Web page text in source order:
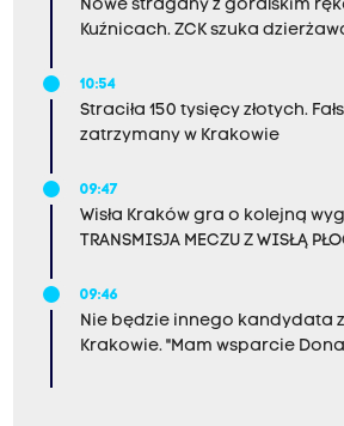
Nowe stragany z góralskim
Kuźnicach. ZCK szuka
10:54
Straciła 150 tysięcy złotych.
zatrzymany w Krakowie
09:47
Wisła Kraków gra o kolejną
TRANSMISJA MECZU Z WISŁĄ
09:46
Nie będzie innego kandydata z
Krakowie. "Mam wsparcie